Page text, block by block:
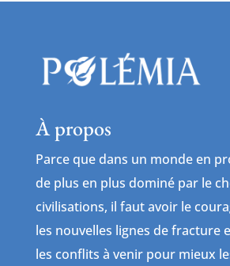
À propos
Parce que dans un monde en
de plus en plus dominé par le
civilisations, il faut avoir le
les nouvelles lignes de fracture
les conflits à venir pour mieux